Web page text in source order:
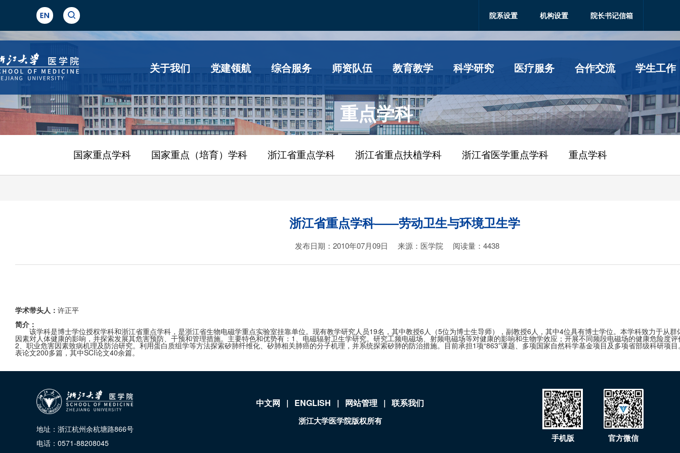
关于我们 党建领航 综合服务 师资队伍 教育教学 科学研究 医疗服务 合作交流 学生工作
院系设置 机构设置 院长书记信箱
重点学科
国家重点学科 国家重点（培育）学科 浙江省重点学科 浙江省重点扶植学科 浙江省医学重点学科 重点学科
浙江省重点学科——劳动卫生与环境卫生学
发布日期：2010年07月09日 来源：医学院 阅读量： 4438
学术带头人： 许正平
简介：
该学科是博士学位授权学科和浙江省重点学科，是浙江省生物电磁学重点实验室挂靠单位。现有教学研究人员19名，其中教授6人（5位为博士生导师），副教授6人，其中4位具有博士学位。本学科致力于从
因素对人体健康的影响，并探索发展其危害预防、干预和管理措施。主要特色和优势有：1、电磁辐射卫生学研究。研究工频电磁场、射频电磁场等对健康的影响和生物学效应；开展不同频段电磁场的健康危险度
2、职业危害因素致病机理及防治研究。利用蛋白质组学等方法探索矽肺纤维化、矽肺相关肺癌的分子机理，并系统探索矽肺的防治措施。目前承担1项“863”课题、多项国家自然科学基金项目及多项省部级科研项
表论文200多篇，其中SCI论文40余篇。
地址：浙江杭州余杭塘路866号
电话：0571-88208045
中文网 | ENGLISH | 网站管理 | 联系我们
浙江大学医学院版权所有
手机版
官方微信